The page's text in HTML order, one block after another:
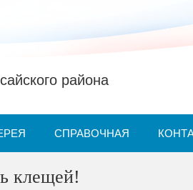
района
СПРАВОЧНАЯ
клещей!